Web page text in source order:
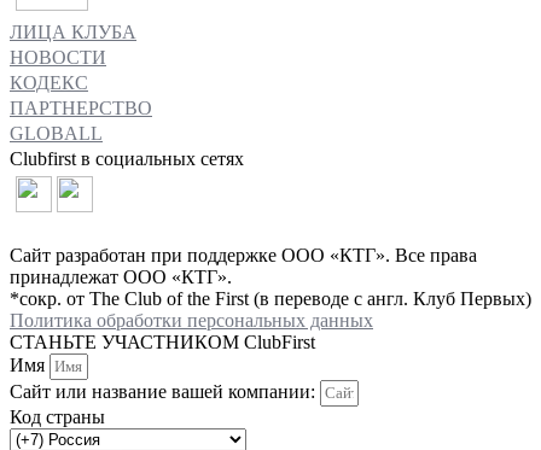
ЛИЦА КЛУБА
НОВОСТИ
КОДЕКС
ПАРТНЕРСТВО
GLOBALL
Clubfirst в социальных сетях
Сайт разработан при поддержке ООО «КТГ». Все права
принадлежат ООО «КТГ».
*сокр. от The Club of the First (в переводе с англ. Клуб Первых)
Политика обработки персональных данных
СТАНЬТЕ УЧАСТНИКОМ ClubFirst
Имя
Сайт или название вашей компании:
Код страны